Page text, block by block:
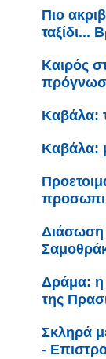
Πιο
ταξίδι...
Καιρός
Καβάλα:
Καβάλα:
Διάσωση
Δράμα: η
της
Σκληρά
-